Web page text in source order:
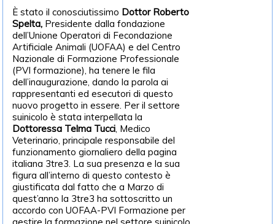
È stato il conosciutissimo Dottor Roberto
Spelta, Presidente dalla fondazione
dell’Unione Operatori di Fecondazione
Artificiale Animali (UOFAA) e del Centro
Nazionale di Formazione Professionale
(PVI formazione), ha tenere le fila
dell’inaugurazione, dando la parola ai
rappresentanti ed esecutori di questo
nuovo progetto in essere. Per il settore
suinicolo è stata interpellata la
Dottoressa Telma Tucci, Medico
Veterinario, principale responsabile del
funzionamento giornaliero della pagina
italiana 3tre3. La sua presenza e la sua
figura all’interno di questo contesto è
giustificata dal fatto che a Marzo di
quest’anno la 3tre3 ha sottoscritto un
accordo con UOFAA-PVI Formazione per